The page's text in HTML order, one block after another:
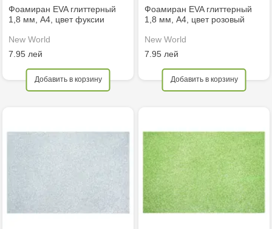
Фоамиран EVA глиттерный
1,8 мм, A4, цвет фуксии
New World
7.95 лей
Добавить в корзину
Фоамиран EVA глиттерный
1,8 мм, A4, цвет розовый
New World
7.95 лей
Добавить в корзину